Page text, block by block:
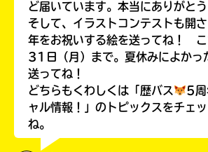
ど届いています。本当にありがとう
そして、イラストコンテストも開
年をお祝いする絵を送ってね！
31日（月）まで。夏休みによかっ
送ってね！
どちらもくわしくは「歴バス
5周
ャル情報！」のトピックスをチェ
ね。